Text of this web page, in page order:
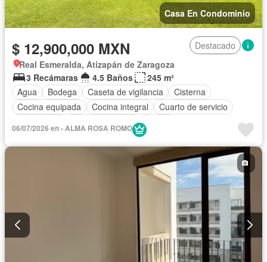
Casa En Condominio
$ 12,900,000 MXN
Destacado
Real Esmeralda, Atizapán de Zaragoza
3 Recámaras
4.5 Baños
245 m²
Agua
Bodega Caseta de vigilancia
Cisterna
Cocina equipada
Cocina integral
Cuarto de servicio
Seguridad
06/07/2026 en - ALMA ROSA ROMO